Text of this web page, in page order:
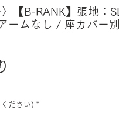
【B-RANK】張地：SL
ームなし / 座カバー別
ル
ださい) *